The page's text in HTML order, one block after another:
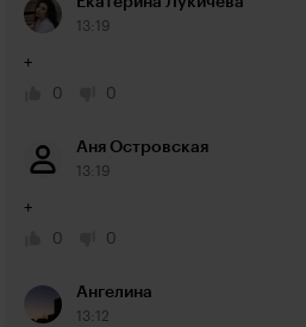
13:19
+
0
0
Аня Островская
13:19
+
0
0
Ангелина
13:12